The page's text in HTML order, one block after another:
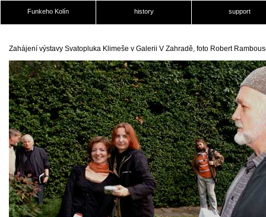
Funkeho Kolín history support
Zahájení výstavy Svatopluka Klimeše v Galerii V Zahradě, foto Robert